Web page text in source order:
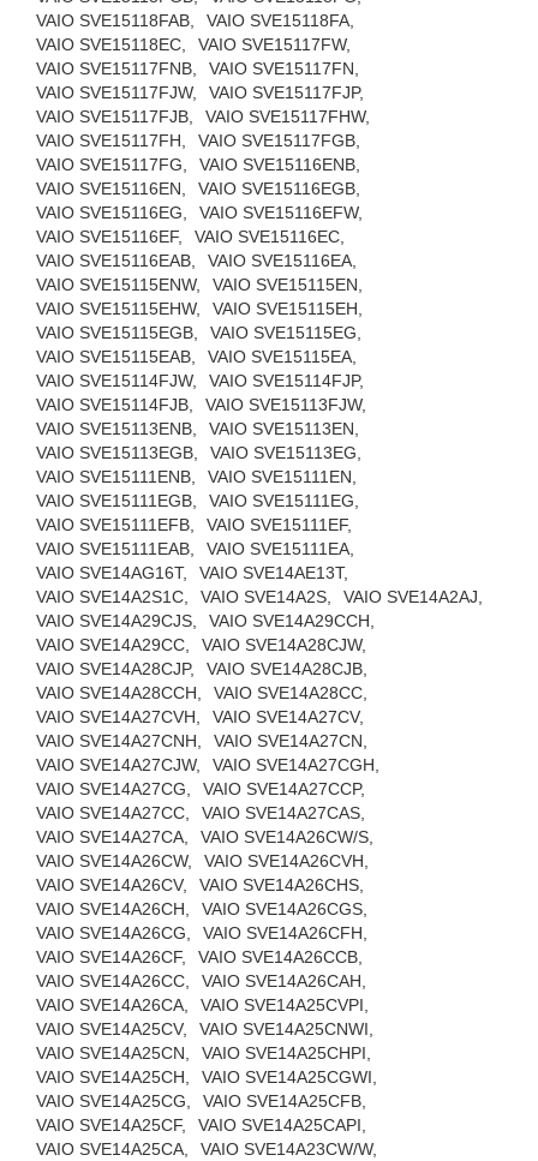
VAIO SVE15118FAB,
VAIO SVE15118FA,
VAIO SVE15118EC,
VAIO SVE15117FW,
VAIO SVE15117FNB,
VAIO SVE15117FN,
VAIO SVE15117FJW,
VAIO SVE15117FJP,
VAIO SVE15117FJB,
VAIO SVE15117FHW,
VAIO SVE15117FH,
VAIO SVE15117FGB,
VAIO SVE15117FG,
VAIO SVE15116ENB,
VAIO SVE15116EN,
VAIO SVE15116EGB,
VAIO SVE15116EG,
VAIO SVE15116EFW,
VAIO SVE15116EF,
VAIO SVE15116EC,
VAIO SVE15116EAB,
VAIO SVE15116EA,
VAIO SVE15115ENW,
VAIO SVE15115EN,
VAIO SVE15115EHW,
VAIO SVE15115EH,
VAIO SVE15115EGB,
VAIO SVE15115EG,
VAIO SVE15115EAB,
VAIO SVE15115EA,
VAIO SVE15114FJW,
VAIO SVE15114FJP,
VAIO SVE15114FJB,
VAIO SVE15113FJW,
VAIO SVE15113ENB,
VAIO SVE15113EN,
VAIO SVE15113EGB,
VAIO SVE15113EG,
VAIO SVE15111ENB,
VAIO SVE15111EN,
VAIO SVE15111EGB,
VAIO SVE15111EG,
VAIO SVE15111EFB,
VAIO SVE15111EF,
VAIO SVE15111EAB,
VAIO SVE15111EA,
VAIO SVE14AG16T,
VAIO SVE14AE13T,
VAIO SVE14A2S1C,
VAIO SVE14A2S,
VAIO SVE14A2AJ,
VAIO SVE14A29CJS,
VAIO SVE14A29CCH,
VAIO SVE14A29CC,
VAIO SVE14A28CJW,
VAIO SVE14A28CJP,
VAIO SVE14A28CJB,
VAIO SVE14A28CCH,
VAIO SVE14A28CC,
VAIO SVE14A27CVH,
VAIO SVE14A27CV,
VAIO SVE14A27CNH,
VAIO SVE14A27CN,
VAIO SVE14A27CJW,
VAIO SVE14A27CGH,
VAIO SVE14A27CG,
VAIO SVE14A27CCP,
VAIO SVE14A27CC,
VAIO SVE14A27CAS,
VAIO SVE14A27CA,
VAIO SVE14A26CW/S,
VAIO SVE14A26CW,
VAIO SVE14A26CVH,
VAIO SVE14A26CV,
VAIO SVE14A26CHS,
VAIO SVE14A26CH,
VAIO SVE14A26CGS,
VAIO SVE14A26CG,
VAIO SVE14A26CFH,
VAIO SVE14A26CF,
VAIO SVE14A26CCB,
VAIO SVE14A26CC,
VAIO SVE14A26CAH,
VAIO SVE14A26CA,
VAIO SVE14A25CVPI,
VAIO SVE14A25CV,
VAIO SVE14A25CNWI,
VAIO SVE14A25CN,
VAIO SVE14A25CHPI,
VAIO SVE14A25CH,
VAIO SVE14A25CGWI,
VAIO SVE14A25CG,
VAIO SVE14A25CFB,
VAIO SVE14A25CF,
VAIO SVE14A25CAPI,
VAIO SVE14A25CA,
VAIO SVE14A23CW/W,